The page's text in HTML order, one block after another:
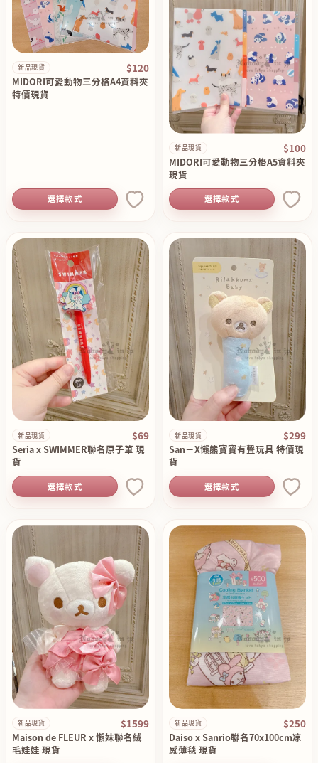
新品現貨 $120
MIDORI可愛動物三分格A4資料夾
特價現貨
選擇款式
新品現貨 $100
MIDORI可愛動物三分格A5資料夾
現貨
選擇款式
新品現貨 $69
Seria x SWIMMER聯名原子筆 現
貨
選擇款式
新品現貨 $299
San－X懶熊寶寶有聲玩具 特價現
貨
選擇款式
新品現貨 $1599
Maison de FLEUR x 懶妹聯名絨
毛娃娃 現貨
新品現貨 $250
Daiso x Sanrio聯名70x100cm凉
感薄毯 現貨